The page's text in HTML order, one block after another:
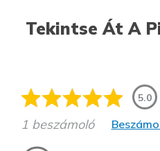
Tekintse Át A
5.0
1 beszámoló